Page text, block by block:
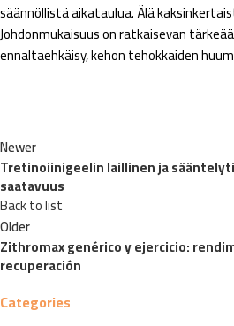
säännöllistä aikataulua. Älä
Johdonmukaisuus on ratkaisevan
ennaltaehkäisy, kehon tehokkaiden
Newer
Tretinoiinigeelin laillinen ja
saatavuus
Back to list
Older
Zithromax genérico y ejercicio:
recuperación
Categories